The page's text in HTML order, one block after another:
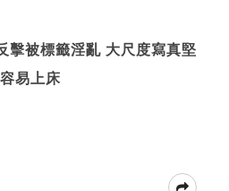
擊被標籤淫亂 大尺度寫真堅
易上床